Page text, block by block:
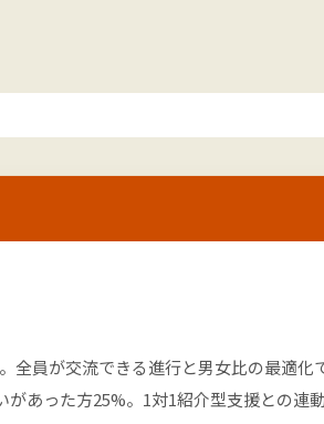
全員が交流できる進行と男女比の最適
あった方25%。1対1紹介型支援との連